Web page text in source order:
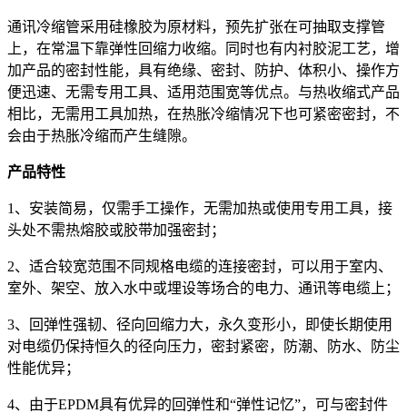
通讯冷缩管采用硅橡胶为原材料，预先扩张在可抽取支撑管
上，在常温下靠弹性回缩力收缩。同时也有内衬胶泥工艺，增
加产品的密封性能，具有绝缘、密封、防护、体积小、操作方
便迅速、无需专用工具、适用范围宽等优点。与热收缩式产品
相比，无需用工具加热，在热胀冷缩情况下也可紧密密封，不
会由于热胀冷缩而产生缝隙。
产品特性
1、安装简易，仅需手工操作，无需加热或使用专用工具，接
头处不需热熔胶或胶带加强密封；
2、适合较宽范围不同规格电缆的连接密封，可以用于室内、
室外、架空、放入水中或埋设等场合的电力、通讯等电缆上；
3、回弹性强韧、径向回缩力大，永久变形小，即使长期使用
对电缆仍保持恒久的径向压力，密封紧密，防潮、防水、防尘
性能优异；
4、由于EPDM具有优异的回弹性和“弹性记忆”，可与密封件